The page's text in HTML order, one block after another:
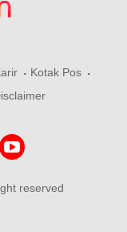
Kotak Pos
reserved